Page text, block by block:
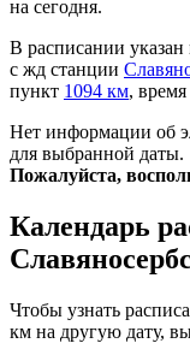
на сегодня.
В расписании
с жд станции
пункт 1094 км,
Нет информации об
для выбранной даты.
Пожалуйста,
Календарь
Чтобы узнать
км на другую дату,